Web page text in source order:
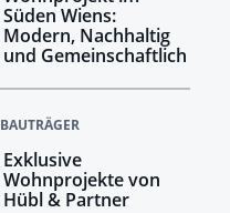
Süden Wiens:
Modern, Nachhaltig
und Gemeinschaftlich
BAUTRÄGER
Exklusive
Wohnprojekte von
Hübl & Partner